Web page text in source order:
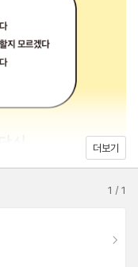
나 쉽게 상대방의 마음
을 것이다.
더보기
1 /1